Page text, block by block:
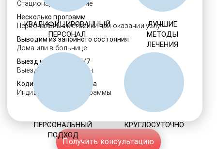
Стационарное лечение
Несколько программ
Персональные методики при оказании услуг
Выводим из запойного состояния
Дома или в больнице
Выезд нарколога 24/7
Выезд в течение 30 мин.
Кодировка алкоголизма
Индивидуальные программы
Получить консультацию
КВАЛИФИЦИРОВАННЫЙ
ПЕРСОНАЛ
ЛУЧШИЕ
МЕТОДЫ
ЛЕЧЕНИЯ
ПЕРСОНАЛЬНЫЙ
ПОДХОД
КРУГЛОСУТОЧНО